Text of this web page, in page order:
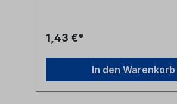
1,43 €*
In den Warenkorb